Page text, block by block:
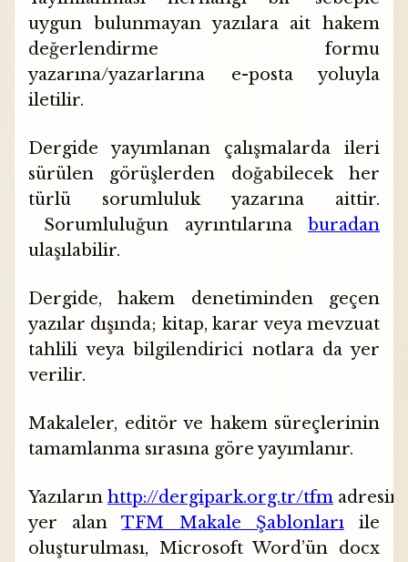
uygun bulunmayan yazılara ait hakem
değerlendirme formu
yazarına/yazarlarına e-posta yoluyla
iletilir.
Dergide yayımlanan çalışmalarda ileri
sürülen görüşlerden doğabilecek her
türlü sorumluluk yazarına aittir.
Sorumluluğun ayrıntılarınaburadan
ulaşılabilir.
Dergide, hakem denetiminden geçen
yazılar dışında; kitap, karar veya mevzuat
tahlili veya bilgilendirici notlara da yer
verilir.
Makaleler, editör ve hakem süreçlerinin
tamamlanma sırasına göre yayımlanır.
Yazıların http://dergipark.org.tr/tfm
yer alanTFM Makale Şablonlarıile
oluşturulması, Microsoft Word’ün docx